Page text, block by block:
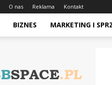
O nas Reklama Kontakt
BIZNES MARKETING I